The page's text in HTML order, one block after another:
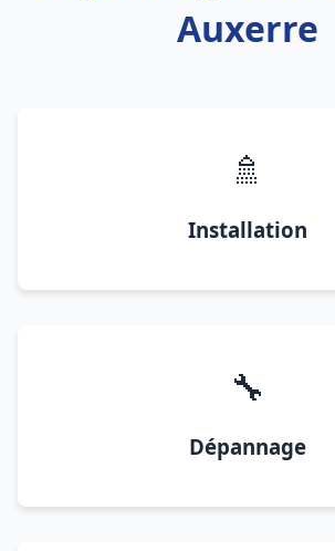
Auxerre
🚿
Installation
🔧
Dépannage